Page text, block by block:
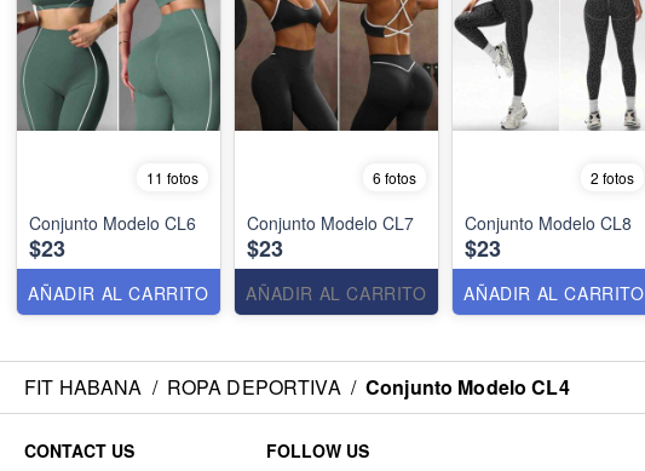
11 fotos
Conjunto Modelo CL6
$23
AÑADIR AL CARRITO
6 fotos
Conjunto Modelo CL7
$23
AÑADIR AL CARRITO
2 fotos
Conjunto Modelo CL8
$23
AÑADIR AL CARRITO
FIT HABANA / ROPA DEPORTIVA / Conjunto Modelo CL4
CONTACT US FOLLOW US